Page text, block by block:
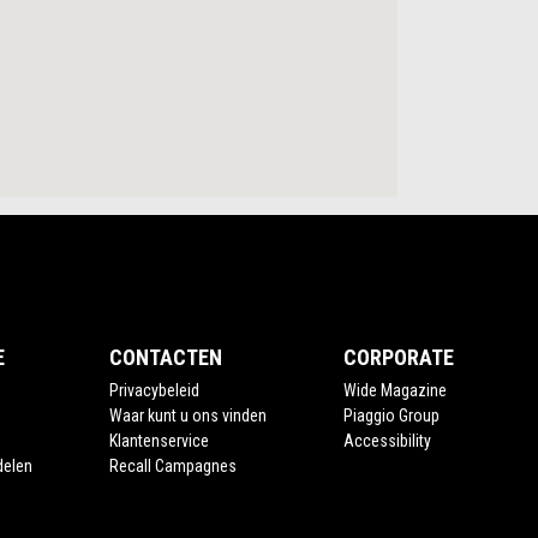
CONTACTEN
Privacybeleid
Waar kunt u ons vinden
Klantenservice
Recall Campagnes
CORPORATE
Wide Magazine
Piaggio Group
Accessibility